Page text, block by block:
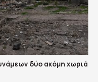
δύο ακόμη χωριά